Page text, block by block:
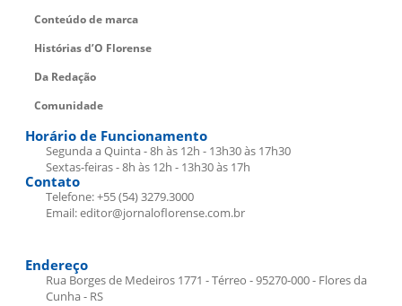
Conteúdo de marca
Histórias d’O Florense
Da Redação
Comunidade
Horário de Funcionamento
Segunda a Quinta - 8h às 12h - 13h30 às 17h30
Sextas-feiras - 8h às 12h - 13h30 às 17h
Contato
Telefone: +55 (54) 3279.3000
Email: editor@jornaloflorense.com.br
Endereço
Rua Borges de Medeiros 1771 - Térreo - 95270-000 - Flores da
Cunha - RS